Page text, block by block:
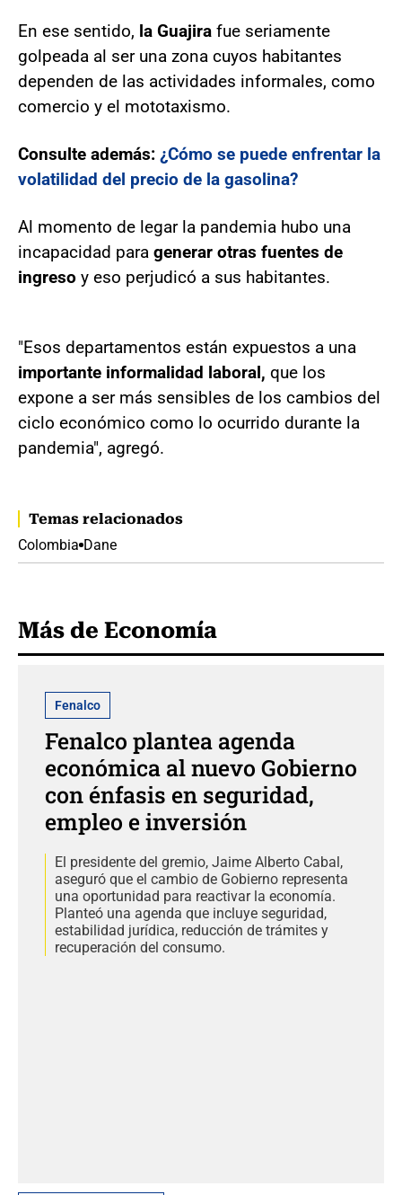
En ese sentido, la Guajira fue seriamente
golpeada al ser una zona cuyos habitantes
dependen de las actividades informales, como
comercio y el mototaxismo.
Consulte además: ¿Cómo se puede enfrentar la
volatilidad del precio de la gasolina?
Al momento de legar la pandemia hubo una
incapacidad para generar otras fuentes de
ingreso y eso perjudicó a sus habitantes.
"Esos departamentos están expuestos a una
importante informalidad laboral, que los
expone a ser más sensibles de los cambios del
ciclo económico como lo ocurrido durante la
pandemia", agregó.
Temas relacionados
Colombia Dane
Más de Economía
Fenalco
Fenalco plantea agenda
económica al nuevo Gobierno
con énfasis en seguridad,
empleo e inversión
El presidente del gremio, Jaime Alberto Cabal,
aseguró que el cambio de Gobierno representa
una oportunidad para reactivar la economía.
Planteó una agenda que incluye seguridad,
estabilidad jurídica, reducción de trámites y
recuperación del consumo.